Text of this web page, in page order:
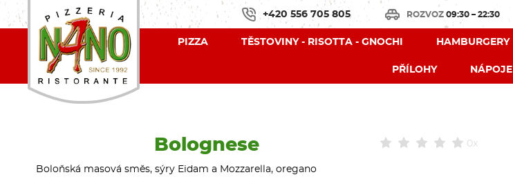
+420 556 705 805 ROZVOZ 09:30 – 22:30
PIZZA TĚSTOVINY - RISOTTA - GNOCHI HAMBURGERY
PŘÍLOHY NÁPOJE
0x
Bolognese
Boloňská masová směs, sýry Eidam a Mozzarella, oregano